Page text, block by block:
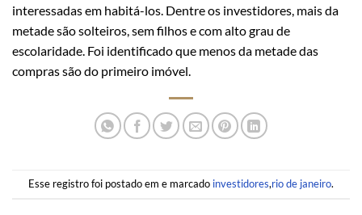
interessadas em habitá-los. Dentre os investidores, mais da
metade são solteiros, sem filhos e com alto grau de
escolaridade. Foi identificado que menos da metade das
compras são do primeiro imóvel.
Esse registro foi postado em e marcado investidores,rio de janeiro.